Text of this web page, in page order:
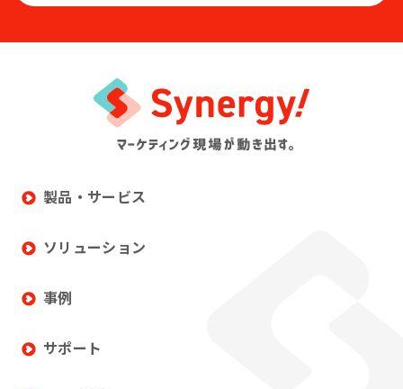
製品・サービス
ソリューション
事例
サポート